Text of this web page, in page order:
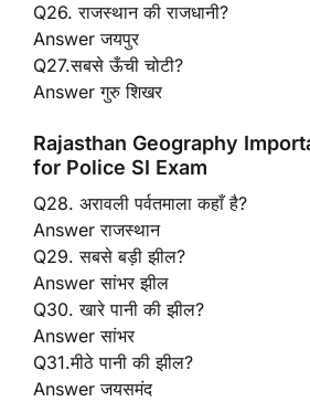
Q26. राजस्थान की राजधानी?
Answer जयपुर
Q27.सबसे ऊँची चोटी?
Answer गुरु शिखर
Rajasthan Geography
for Police SI Exam
Q28. अरावली पर्वतमाला कहाँ है?
Answer राजस्थान
Q29. सबसे बड़ी झील?
Answer सांभर झील
Q30. खारे पानी की झील?
Answer सांभर
Q31.मीठे पानी की झील?
Answer जयसमंद